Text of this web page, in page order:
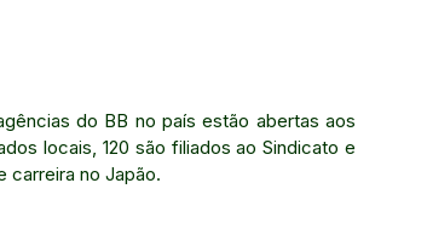
do BB no país estão abertas aos
locais, 120 são filiados ao Sindicato e
carreira no Japão.